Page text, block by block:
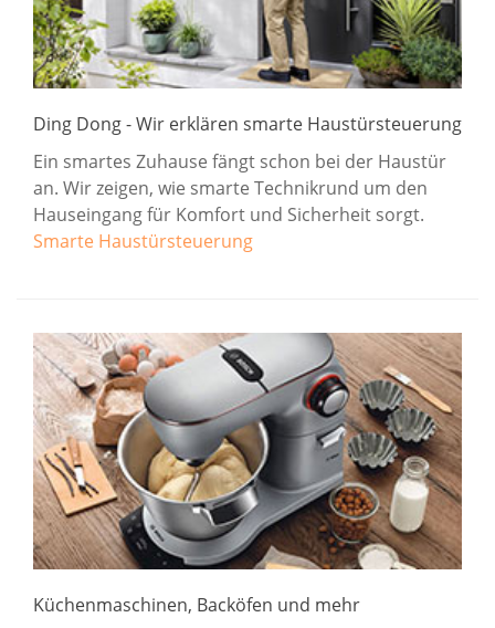
Ding Dong - Wir erklären smarte Haustürsteuerung
Ein smartes Zuhause fängt schon bei der Haustür
an. Wir zeigen, wie smarte Technikrund um den
Hauseingang für Komfort und Sicherheit sorgt.
Smarte Haustürsteuerung
Küchenmaschinen, Backöfen und mehr